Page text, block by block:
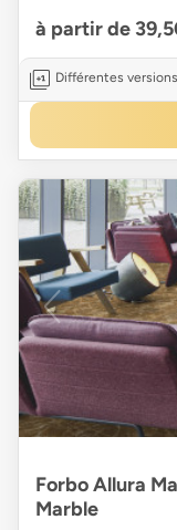
à partir de
Différentes versions
Forbo Allura
Marble